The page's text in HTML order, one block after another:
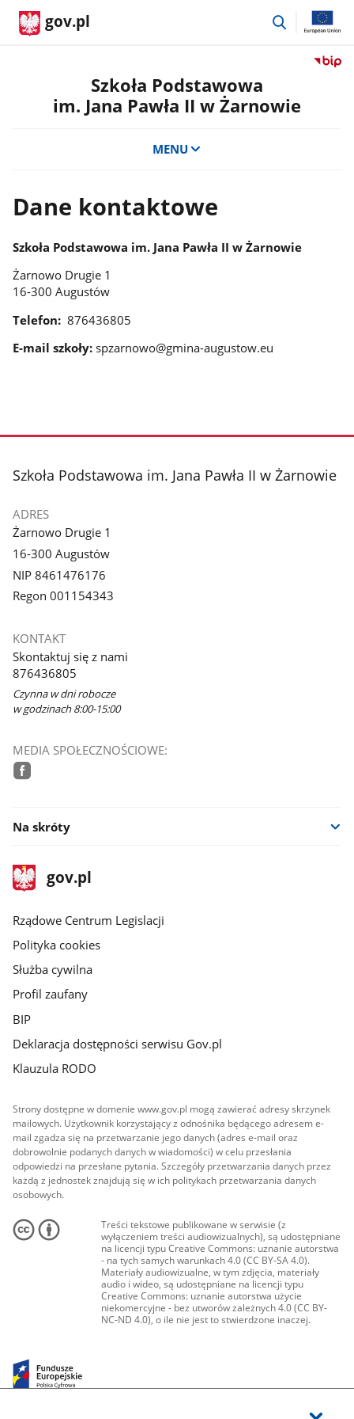
gov.pl
przejdź
Przejdź
Szkoła Podstawowa
im. Jana Pawła II w Żarnowie
MENU
Dane kontaktowe
Szkoła Podstawowa im. Jana Pawła II w Żarnowie
Żarnowo Drugie 1
16-300 Augustów
Telefon:876436805
E-mail szkoły: spzarnowo@gmina-augustow.eu
stopka
Szkoła Podstawowa im. Jana Pawła II w Żarnowie
ADRES
Żarnowo Drugie 1
16-300 Augustów
NIP 8461476176
Regon 001154343
KONTAKT
Skontaktuj się z nami
876436805
Czynna w dni robocze
w godzinach 8:00-15:00
MEDIA SPOŁECZNOŚCIOWE:
Na skróty
stopka
gov.plStrona
gov.pl
Rządowe Centrum Legislacji
Polityka cookies
Służba cywilna
Profil zaufany
BIP
Deklaracja dostępności serwisu Gov.pl
Klauzula RODO
Strony dostępne w domenie www.gov.pl mogą zawierać adresy skrzynek
mailowych. Użytkownik korzystający z odnośnika będącego adresem e-
mail zgadza się na przetwarzanie jego danych (adres e-mail oraz
dobrowolnie podanych danych w wiadomości) w celu przesłania
odpowiedzi na przesłane pytania. Szczegóły przetwarzania danych przez
każdą z jednostek znajdują się w ich politykach przetwarzania danych
osobowych.
Treści tekstowe publikowane w serwisie (z
wyłączeniem treści audiowizualnych), są udostępniane
na licencji typu Creative Commons: uznanie autorstwa
- na tych samych warunkach 4.0 (CC BY-SA 4.0).
Materiały audiowizualne, w tym zdjęcia, materiały
audio i wideo, są udostępniane na licencji typu
Creative Commons: uznanie autorstwa użycie
niekomercyjne - bez utworów zależnych 4.0 (CC BY-
NC-ND 4.0), o ile nie jest to stwierdzone inaczej.